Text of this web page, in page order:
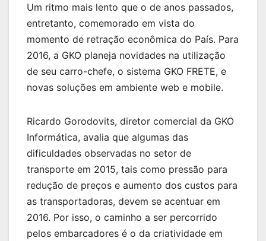
Um ritmo mais lento que o de anos passados,
entretanto, comemorado em vista do
momento de retração econômica do País. Para
2016, a GKO planeja novidades na utilização
de seu carro-chefe, o sistema GKO FRETE, e
novas soluções em ambiente web e mobile.
Ricardo Gorodovits, diretor comercial da GKO
Informática, avalia que algumas das
dificuldades observadas no setor de
transporte em 2015, tais como pressão para
redução de preços e aumento dos custos para
as transportadoras, devem se acentuar em
2016. Por isso, o caminho a ser percorrido
pelos embarcadores é o da criatividade em